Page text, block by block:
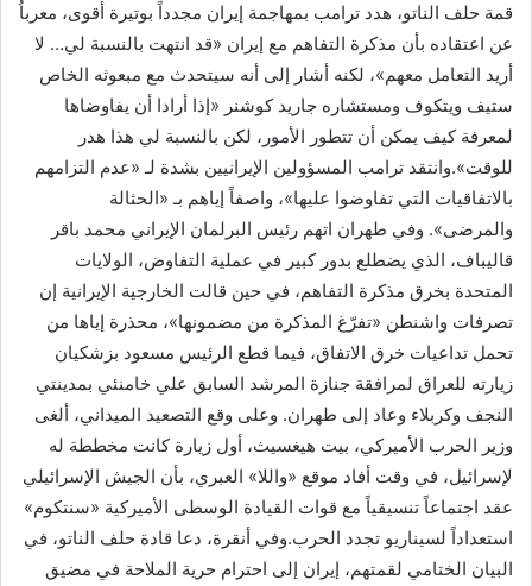
قمة حلف الناتو، هدد ترامب بمهاجمة إيران مجدداً بوتيرة أقوى، معرباُ
عن اعتقاده بأن مذكرة التفاهم مع إيران «قد انتهت بالنسبة لي… لا
أريد التعامل معهم»، لكنه أشار إلى أنه سيتحدث مع مبعوثه الخاص
ستيف ويتكوف ومستشاره جاريد كوشنر «إذا أرادا أن يفاوضاها
لمعرفة كيف يمكن أن تتطور الأمور، لكن بالنسبة لي هذا هدر
للوقت».وانتقد ترامب المسؤولين ‌الإيرانيين بشدة لـ «عدم التزامهم
بالاتفاقيات التي تفاوضوا عليها»، واصفاً إياهم بـ «الحثالة
والمرضى». وفي طهران اتهم رئيس البرلمان الإيراني محمد باقر
قاليباف، الذي يضطلع بدور كبير في عملية التفاوض، الولايات
المتحدة بخرق مذكرة التفاهم، في حين قالت الخارجية الإيرانية إن
تصرفات واشنطن «تفرّغ المذكرة من مضمونها»، محذرة إياها من
تحمل تداعيات خرق الاتفاق، فيما قطع الرئيس مسعود بزشكيان
زيارته للعراق لمرافقة جنازة المرشد السابق علي خامنئي بمدينتي
النجف وكربلاء وعاد إلى طهران. وعلى وقع التصعيد الميداني، ألغى
وزير الحرب الأميركي، بيت هيغسيث، أول زيارة كانت مخططة له
لإسرائيل، في وقت أفاد موقع «واللا» العبري، بأن الجيش الإسرائيلي
عقد اجتماعاً تنسيقياً مع قوات القيادة الوسطى الأميركية «سنتكوم»
استعداداً لسيناريو تجدد الحرب.وفي أنقرة، دعا قادة حلف الناتو، في
البيان الختامي لقمتهم، إيران إلى احترام حرية الملاحة في مضيق